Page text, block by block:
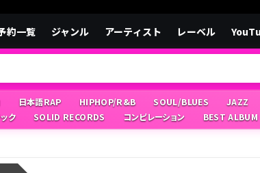
約一覧 ジャンル アーティスト レーベル
日本語RAP HIPHOP/R&B SOUL/BLUES JAZZ
ク
SOLID RECORDS コンピレーション BEST ALBUM